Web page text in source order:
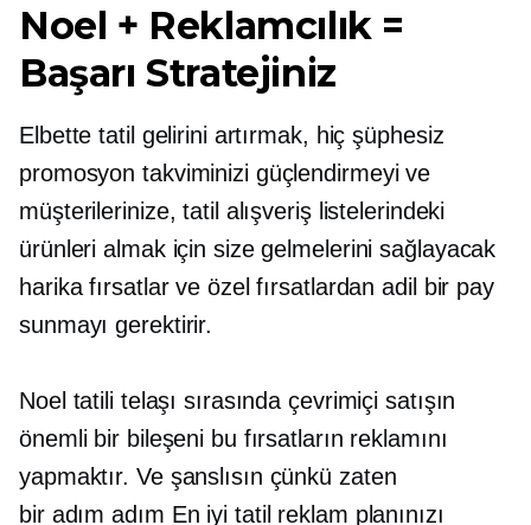
Noel + Reklamcılık =
Başarı Stratejiniz
Elbette tatil gelirini artırmak, hiç şüphesiz
promosyon takviminizi güçlendirmeyi ve
müşterilerinize, tatil alışveriş listelerindeki
ürünleri almak için size gelmelerini sağlayacak
harika fırsatlar ve özel fırsatlardan adil bir pay
sunmayı gerektirir.
Noel tatili telaşı sırasında çevrimiçi satışın
önemli bir bileşeni bu fırsatların reklamını
yapmaktır. Ve şanslısın çünkü zaten
bir adım adım En iyi tatil reklam planınızı